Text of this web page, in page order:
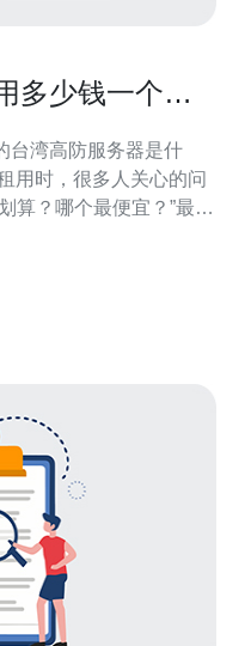
多少钱一个月
台湾高防服务器是什
用时，很多人关心的问
算？哪个最便宜？”最好
峰值≥100Gbps）；性